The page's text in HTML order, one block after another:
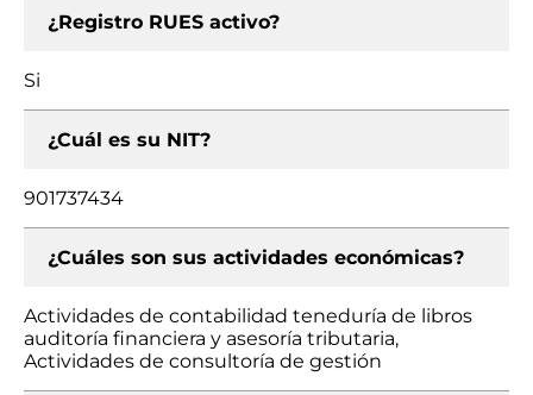
¿Registro RUES activo?
Si
¿Cuál es su NIT?
901737434
¿Cuáles son sus actividades económicas?
Actividades de contabilidad teneduría de libros
auditoría financiera y asesoría tributaria,
Actividades de consultoría de gestión